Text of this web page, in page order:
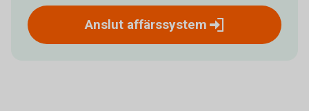
Anslut affärssystem